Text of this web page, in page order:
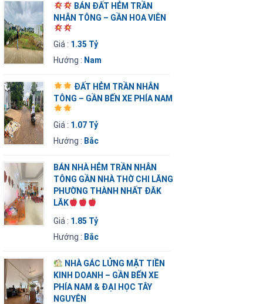
BÁN ĐẤT HẺM TRẦN
NHÂN TÔNG – GẦN HOA VIÊN
Giá : 1.35 Tỷ
Hướng : Nam
ĐẤT HẺM TRẦN NHÂN
TÔNG – GẦN BẾN XE PHÍA NAM
Giá : 1.07 Tỷ
Hướng : Bắc
BÁN NHÀ HẺM TRẦN NHÂN
TÔNG GẦN NHÀ THỜ CHI LĂNG
PHƯỜNG THÀNH NHẤT ĐĂK
LĂK
Giá : 1.85 Tỷ
Hướng : Bắc
NHÀ GÁC LỬNG MẶT TIỀN
KINH DOANH – GẦN BẾN XE
PHÍA NAM & ĐẠI HỌC TÂY
NGUYÊN